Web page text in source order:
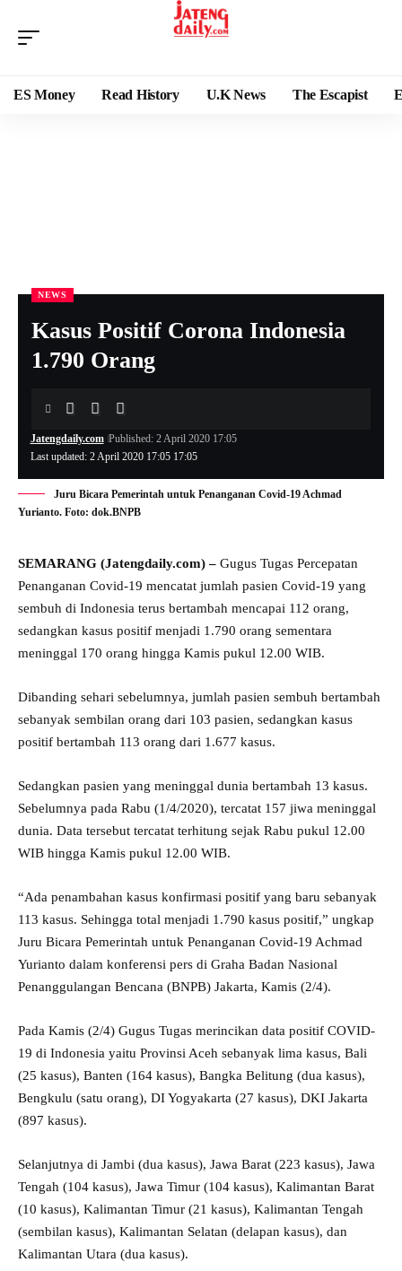
ES Money Read History U.K News The Escapist
NEWS
Kasus Positif Corona Indonesia
1.790 Orang
Last updated: 2 April 2020 17:05 17:05
Jatengdaily.com Published: 2 April 2020 17:05
Juru Bicara Pemerintah untuk Penanganan Covid-19 Achmad
Yurianto. Foto: dok.BNPB
SEMARANG (Jatengdaily.com) – Gugus Tugas Percepatan
Penanganan Covid-19 mencatat jumlah pasien Covid-19 yang
sembuh di Indonesia terus bertambah mencapai 112 orang,
sedangkan kasus positif menjadi 1.790 orang sementara
meninggal 170 orang hingga Kamis pukul 12.00 WIB.
Dibanding sehari sebelumnya, jumlah pasien sembuh bertambah
sebanyak sembilan orang dari 103 pasien, sedangkan kasus
positif bertambah 113 orang dari 1.677 kasus.
Sedangkan pasien yang meninggal dunia bertambah 13 kasus.
Sebelumnya pada Rabu (1/4/2020), tercatat 157 jiwa meninggal
dunia. Data tersebut tercatat terhitung sejak Rabu pukul 12.00
WIB hingga Kamis pukul 12.00 WIB.
“Ada penambahan kasus konfirmasi positif yang baru sebanyak
113 kasus. Sehingga total menjadi 1.790 kasus positif,” ungkap
Juru Bicara Pemerintah untuk Penanganan Covid-19 Achmad
Yurianto dalam konferensi pers di Graha Badan Nasional
Penanggulangan Bencana (BNPB) Jakarta, Kamis (2/4).
Pada Kamis (2/4) Gugus Tugas merincikan data positif COVID-
19 di Indonesia yaitu Provinsi Aceh sebanyak lima kasus, Bali
(25 kasus), Banten (164 kasus), Bangka Belitung (dua kasus),
Bengkulu (satu orang), DI Yogyakarta (27 kasus), DKI Jakarta
(897 kasus).
Selanjutnya di Jambi (dua kasus), Jawa Barat (223 kasus), Jawa
Tengah (104 kasus), Jawa Timur (104 kasus), Kalimantan Barat
(10 kasus), Kalimantan Timur (21 kasus), Kalimantan Tengah
(sembilan kasus), Kalimantan Selatan (delapan kasus), dan
Kalimantan Utara (dua kasus).